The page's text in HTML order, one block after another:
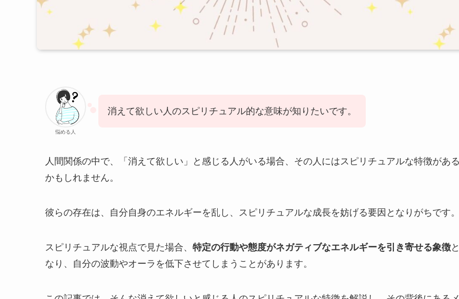
悩める人
消えて欲しい人のスピリチュアル的な意味が知りたいです。
人間関係の中で、「消えて欲しい」と感じる人がいる場合、その人にはスピリチュアルな特徴があ
かもしれません。
彼らの存在は、自分自身のエネルギーを乱し、スピリチュアルな成長を妨げる要因となりがちです
スピリチュアルな視点で見た場合、 特定の行動や態度がネガティブなエネルギーを引き寄せる象徴
なり、自分の波動やオーラを低下させてしまうことがあります。